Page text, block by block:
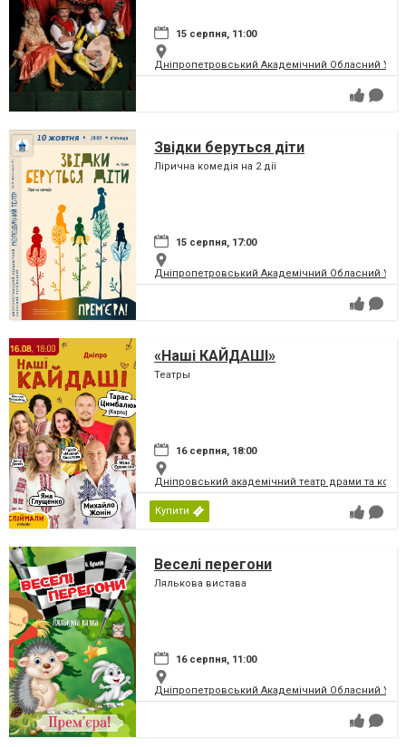
15 серпня, 11:00
Дніпропетровський Академічний Обласний
Звідки беруться діти
Лірична комедія на 2 дії
15 серпня, 17:00
Дніпропетровський Академічний Обласний
«Наші КАЙДАШІ»
Театры
16 серпня, 18:00
Дніпровський академічний театр драми та
Купити
Веселі перегони
Лялькова вистава
16 серпня, 11:00
Дніпропетровський Академічний Обласний